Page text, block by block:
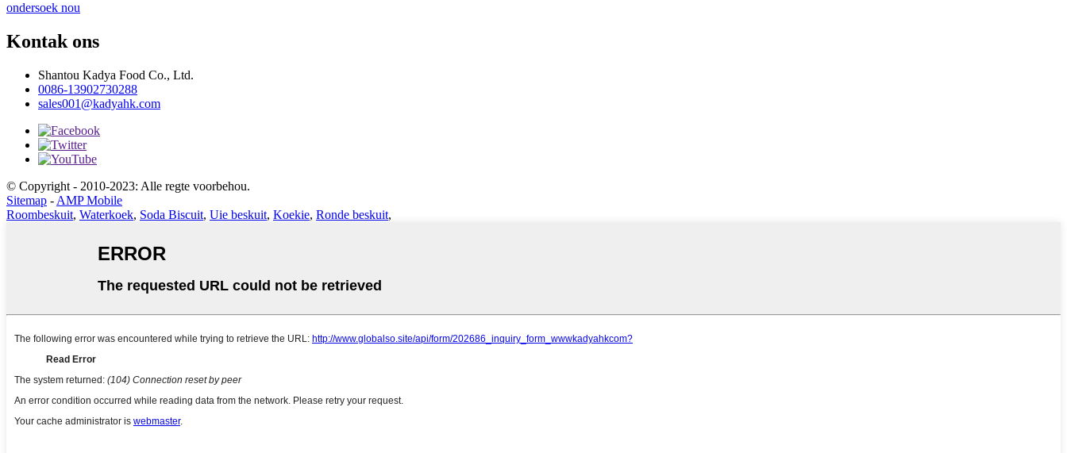
ondersoek nou
Kontak ons
Shantou Kadya Food Co., Ltd.
0086-13902730288
sales001@kadyahk.com
© Copyright - 2010-2023: Alle regte voorbehou.
Sitemap - AMP Mobile
Roombeskuit, Waterkoek, Soda Biscuit, Uie beskuit, Koekie, Ronde beskuit,